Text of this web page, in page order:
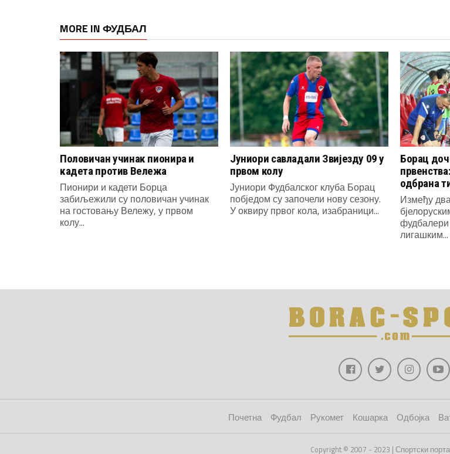
MORE IN ФУДБАЛ
Половичан учинак пионира и
кадета против Вележа
Пионири и кадети Борца
забиљежили су половичан учинак
на гостовању Вележу, у првом
колу...
Јуниори савладали Звијезду 09 у
првом колу
Јуниори Фудбалског клуба Борац
побједом су започели нову сезону.
У оквиру првог кола, изабраници...
Борац
одбрана
Између
лигашким...
Почетна Фудбал Рукомет Кошарка Одбојка
Copyright © 2007 - 2023 | Спортски